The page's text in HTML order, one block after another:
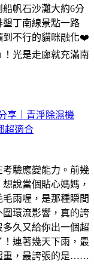
帆石沙灘大約6分
丁南線景點一路
到不行的貓咪融化❤️
光是走廊就充滿南
享｜青淨除濕機
超適合
驗應變能力。前幾
說當個貼心媽媽，
雨喔，是那種瞬間
環流影響，真的誇
久又給你出一個超
連著幾天下雨，最
重，最誇張的是……